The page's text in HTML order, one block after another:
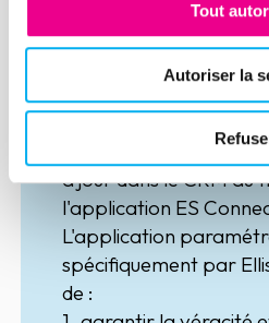
Tout
Autoriser la
Intégration de
spécifiques dans
Salesforce
Toutes les data sont
à jour dans le CRM au
l'application ES
L'application
spécifiquement par
de :